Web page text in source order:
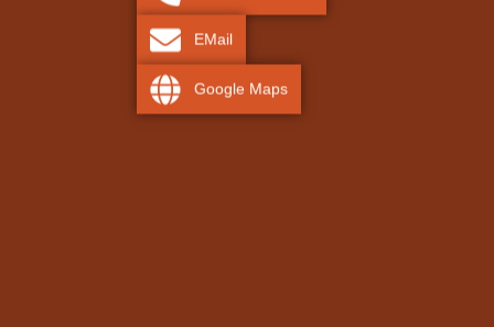
EMail
Google Maps